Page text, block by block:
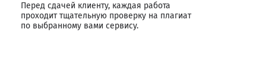
Перед сдачей клиенту, каждая работа
проходит тщательную проверку на плагиат
по выбранному вами сервису.